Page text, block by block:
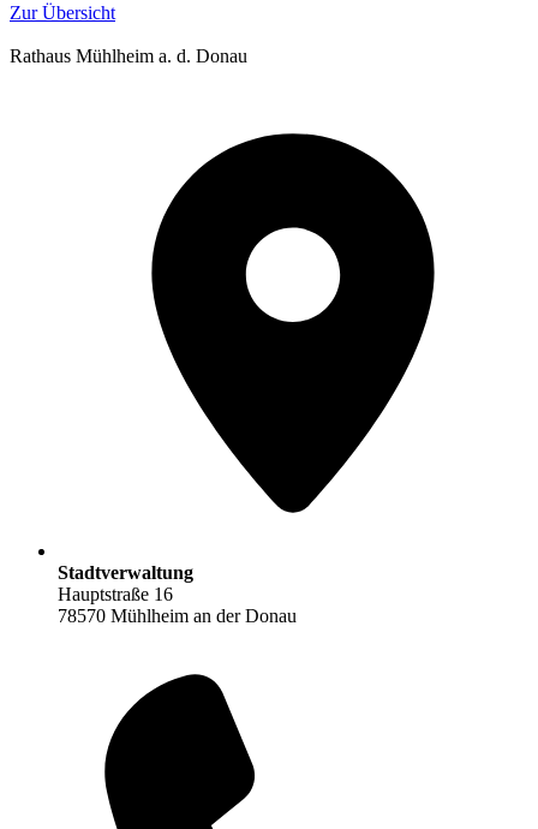
Zur Übersicht
Rathaus Mühlheim a. d. Donau
Stadtverwaltung
Hauptstraße 16
78570 Mühlheim an der Donau